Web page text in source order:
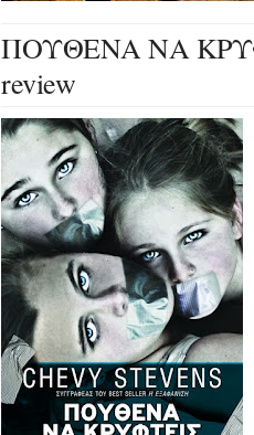
ΠΟΥΘΕΝΑ ΝΑ
review